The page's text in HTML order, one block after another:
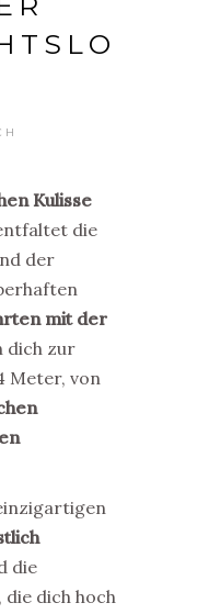
Kulisse
die
der
mit der
dich zur
Meter, von
die
dich hoch